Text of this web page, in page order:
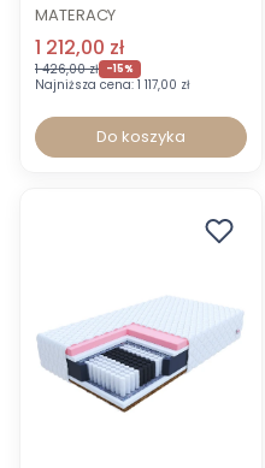
MATERACY
1 212,00 zł
1 426,00 zł -15%
Najniższa cena: 1 117,00 zł
Do koszyka